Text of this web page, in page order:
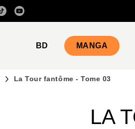
CONTENU
BD MANGA
La Tour fantôme - Tome 03
LA